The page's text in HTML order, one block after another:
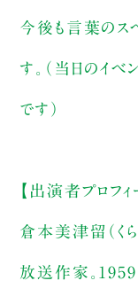
今後も言葉のス
す。（当日のイ
です）
【出演者プロフィ
倉本美津留（くら
放送作家。1959